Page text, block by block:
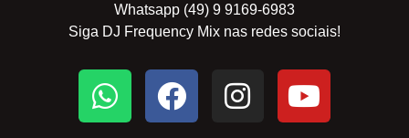
Whatsapp (49) 9 9169-6983
Siga DJ Frequency Mix nas redes sociais!